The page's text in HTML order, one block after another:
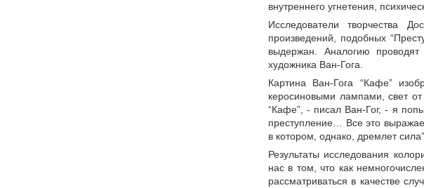
внутреннего угнетения,
Исследователи творчества
произведений, подобных
выдержан. Аналогию
художника Ван-Гога.
Картина Ван-Гога “Кафе”
керосиновыми лампами, свет
“Кафе”, - писал Ван-Гог, - я
преступление… Все это
в котором, однако, дремлет
Результаты исследования
нас в том, что как
рассматриваться в качестве